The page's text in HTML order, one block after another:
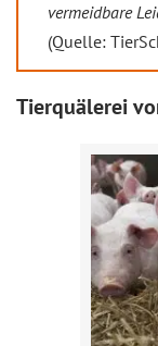
vermeidbare
(Quelle:
Tierquälerei